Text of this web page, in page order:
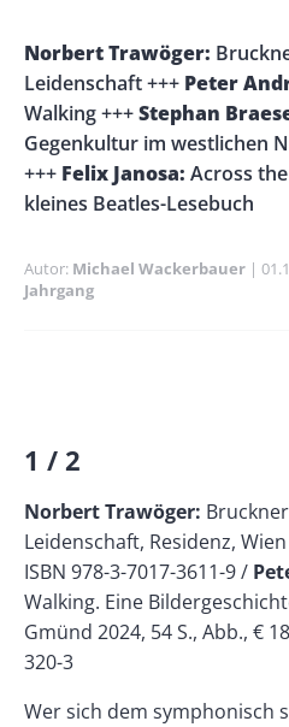
Vorspann
/
Teaser
Norbert Trawöger:
Leidenschaft +++ Peter
Walking +++Stephan
Gegenkultur im westlichen
+++ Felix Janosa: Across
kleines Beatles-Lesebuch
Autor Michael Wackerbauer
Jahrgang
Right
Paragraphs
Text
1 / 2
Norbert Trawöger:
Leidenschaft, Residenz, Wien
ISBN 978-3-7017-3611-9 /
Walking. Eine
Gmünd 2024, 54 S., Abb., €
320-3
Wer sich dem symphonisch